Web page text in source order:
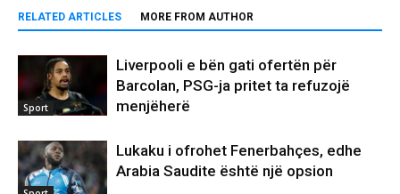
RELATED ARTICLES MORE FROM AUTHOR
Sport
Liverpooli e bën gati ofertën për
Barcolan, PSG-ja pritet ta refuzojë
menjëherë
Lukaku i ofrohet Fenerbahçes, edhe
Arabia Saudite është një opsion